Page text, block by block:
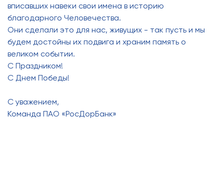
вписавших навеки свои имена в историю
благодарного Человечества.
Они сделали это для нас, живущих - так пусть и мы
будем достойны их подвига и храним память о
великом событии.
С Праздником!
С Днем Победы!
С уважением,
Команда ПАО «РосДорБанк»